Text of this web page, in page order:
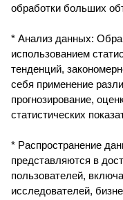
обработки больших
* Анализ данных:
использованием
тенденций,
себя применение
прогнозирование,
статистических
* Распространение
представляются в
пользователей,
исследователей,